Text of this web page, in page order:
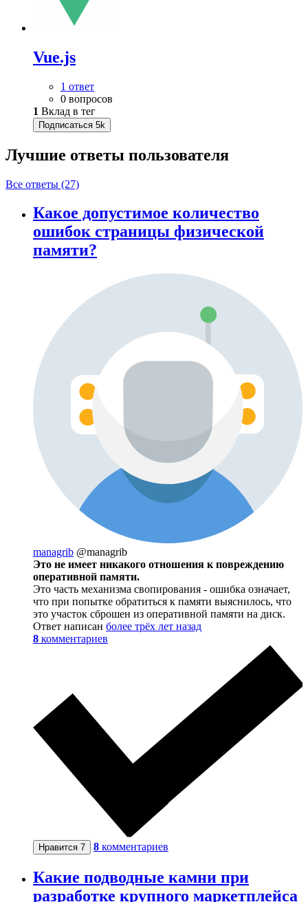
Vue.js
1 ответ
0 вопросов
1 Вклад в тег
Подписаться 5k
Лучшие ответы пользователя
Все ответы (27)
Какое допустимое количество
ошибок страницы физической
памяти?
managrib @managrib
Это не имеет никакого отношения к повреждению
оперативной памяти.
Это часть механизма свопирования - ошибка означает,
что при попытке обратиться к памяти выяснилось, что
это участок сброшен из оперативной памяти на диск.
Ответ написан более трёх лет назад
8 комментариев
Нравится 7 8 комментариев
Какие подводные камни при
разработке крупного маркетплейса